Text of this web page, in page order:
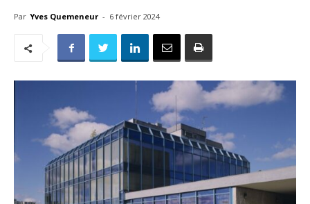
Par Yves Quemeneur - 6 février 2024